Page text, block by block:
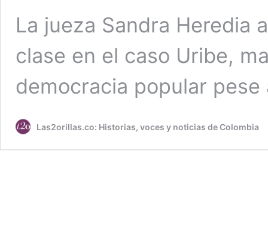
La jueza Sandra Heredia
clase en el caso Uribe,
democracia popular
Las2orillas.co: Historias, voces y noticias de Colombia